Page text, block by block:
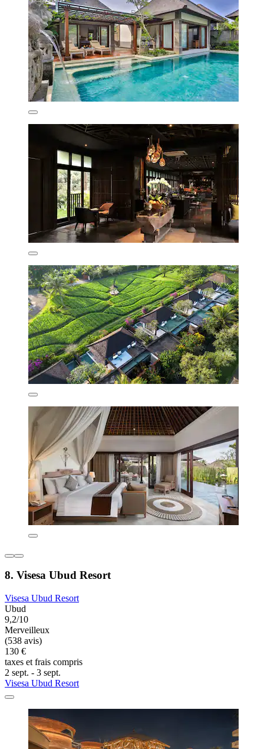
8. Visesa Ubud Resort
Visesa Ubud Resort
Ubud
9,2/10
Merveilleux
(538 avis)
130 €
taxes et frais compris
2 sept. - 3 sept.
Visesa Ubud Resort